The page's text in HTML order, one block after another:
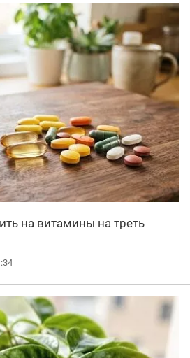
на витамины на треть